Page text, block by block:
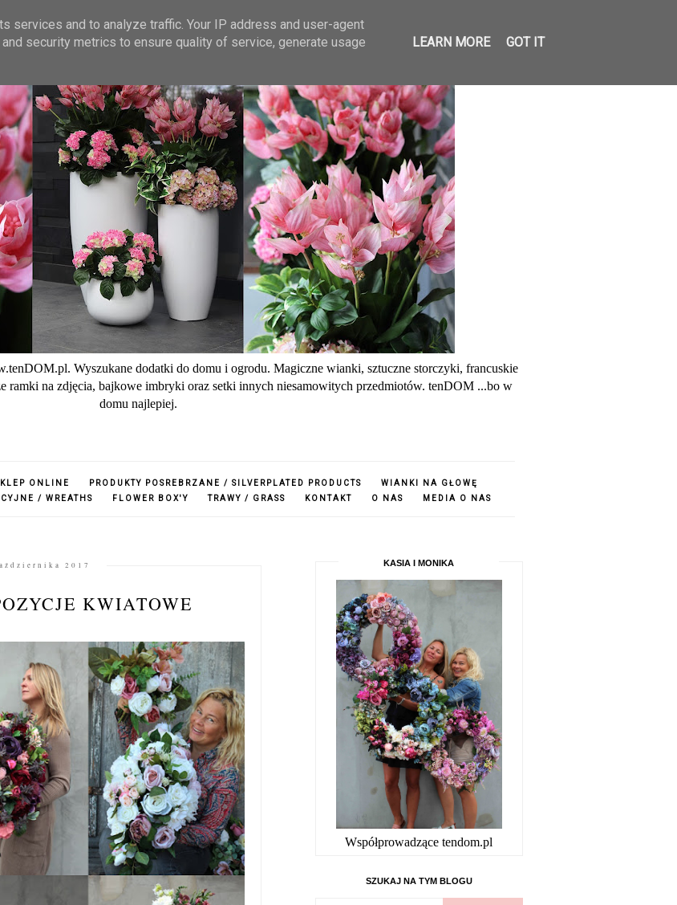
Wyszukane dodatki do domu i ogrodu. Magiczne wianki, sztuczne storczyki, francuskie
ramki na zdjęcia, bajkowe imbryki oraz setki innych niesamowitych przedmiotów. tenDOM ...bo w
domu najlepiej.
ONLINE PRODUKTY POSREBRZANE / SILVERPLATED PRODUCTS
WIANKI NA GŁOWĘ
/ WREATHS FLOWER BOX'Y TRAWY / GRASS KONTAKT O NAS MEDIA O NAS
2017
KWIATOWE
KASIA I MONIKA
Współprowadzące tendom.pl
SZUKAJ NA TYM BLOGU
and to analyze traffic. Your IP address and user-agent
security metrics to ensure quality of service, generate usage
LEARN MORE GOT IT